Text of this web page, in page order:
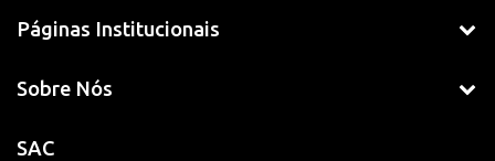
Páginas Institucionais
Sobre Nós
SAC